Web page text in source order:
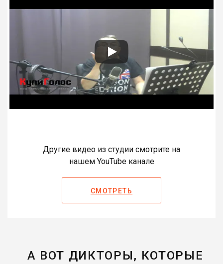
Другие видео из студии смотрите на
нашем YouTube канале
СМОТРЕТЬ
А ВОТ ДИКТОРЫ, КОТОРЫЕ